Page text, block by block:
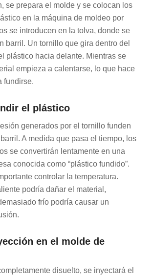
se prepara el molde y se colocan los
en la máquina de moldeo por
se introducen en la tolva, donde se
barril. Un tornillo que gira dentro del
plástico hacia delante. Mientras se
empieza a calentarse, lo que hace
fundirse.
el plástico
generados por el tornillo funden
A medida que pasa el tiempo, los
se convertirán lentamente en una
conocida como “plástico fundido”.
controlar la temperatura.
podría dañar el material,
frío podría causar un
en el molde de
disuelto, se inyectará el